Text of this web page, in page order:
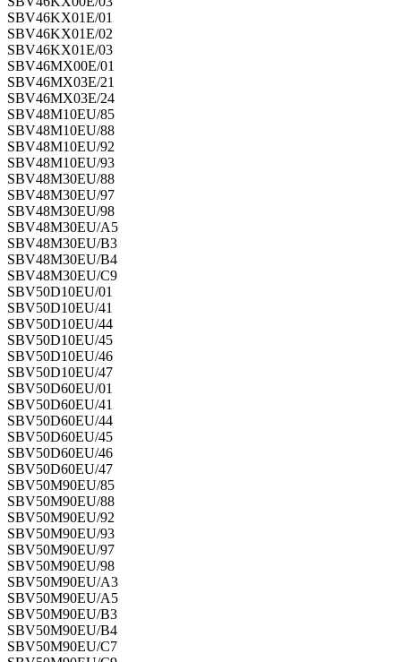
SBV46KX01E/01
SBV46KX01E/02
SBV46KX01E/03
SBV46MX00E/01
SBV46MX03E/21
SBV46MX03E/24
SBV48M10EU/85
SBV48M10EU/88
SBV48M10EU/92
SBV48M10EU/93
SBV48M30EU/88
SBV48M30EU/97
SBV48M30EU/98
SBV48M30EU/A5
SBV48M30EU/B3
SBV48M30EU/B4
SBV48M30EU/C9
SBV50D10EU/01
SBV50D10EU/41
SBV50D10EU/44
SBV50D10EU/45
SBV50D10EU/46
SBV50D10EU/47
SBV50D60EU/01
SBV50D60EU/41
SBV50D60EU/44
SBV50D60EU/45
SBV50D60EU/46
SBV50D60EU/47
SBV50M90EU/85
SBV50M90EU/88
SBV50M90EU/92
SBV50M90EU/93
SBV50M90EU/97
SBV50M90EU/98
SBV50M90EU/A3
SBV50M90EU/A5
SBV50M90EU/B3
SBV50M90EU/B4
SBV50M90EU/C7